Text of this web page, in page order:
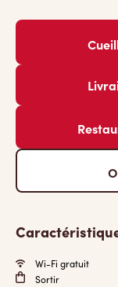
Wi-Fi gratuit
Sortir